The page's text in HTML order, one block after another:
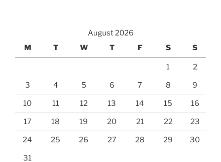
August 2026
M
T W T F S S
1 2
3 4 5 6 7 8 9
10 11 12 13 14 15 16
17 18 19 20 21 22 23
24 25 26 27 28 29 30
31